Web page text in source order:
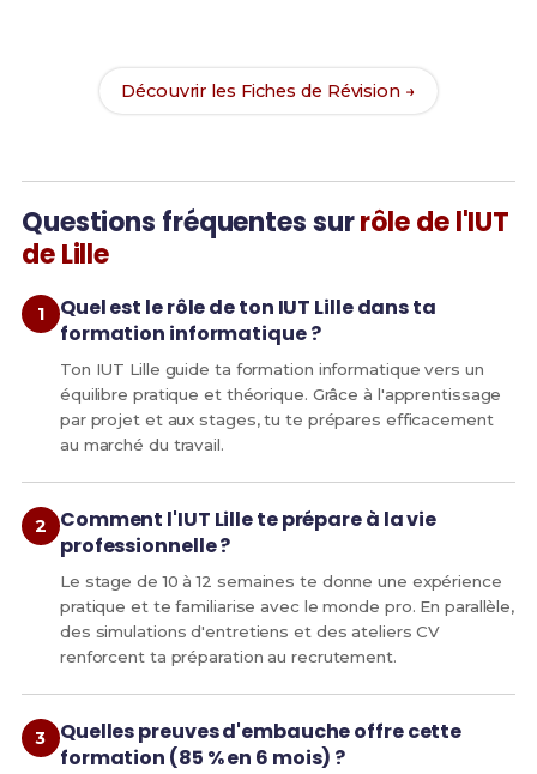
Découvrir les Fiches de Révision →
Questions fréquentes surrôle de l'IUT
de Lille
Quel est le rôle de ton IUT Lille dans ta
formation informatique ?
Ton IUT Lille guide ta formation informatique vers un
équilibre pratique et théorique. Grâce à l'apprentissage
par projet et aux stages, tu te prépares efficacement
au marché du travail.
Comment l'IUT Lille te prépare à la vie
professionnelle ?
Le stage de 10 à 12 semaines te donne une expérience
pratique et te familiarise avec le monde pro. En parallèle,
des simulations d'entretiens et des ateliers CV
renforcent ta préparation au recrutement.
Quelles preuves d'embauche offre cette
formation (85 % en 6 mois) ?